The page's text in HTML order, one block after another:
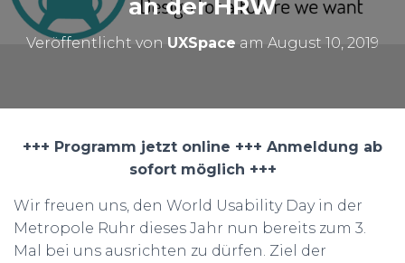
N
A
an der HRW
Veröffentlicht von UXSpace am August 10, 2019
+++ Programm jetzt online +++ Anmeldung ab
sofort möglich +++
Wir freuen uns, den World Usability Day in der
Metropole Ruhr dieses Jahr nun bereits zum 3.
Mal bei uns ausrichten zu dürfen. Ziel der